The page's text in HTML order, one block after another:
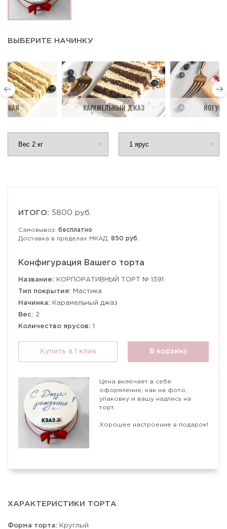
ВЫБЕРИТЕ НАЧИНКУ
КАРАМЕЛЬНЫЙ ДЖАЗ
ИТОГО: 5800 руб.
Самовывоз: бесплатно
Доставка в пределах МКАД: 850 руб.
Конфигурация Вашего торта
Название: КОРПОРАТИВНЫЙ ТОРТ № 1391
Тип покрытия: Мастика
Начинка: Карамельный джаз
Вес: 2
Количество ярусов: 1
Купить в 1 клик В корзину
Цена включает в себя:
оформление, как на фото,
упаковку и вашу надпись на
торт.
Хорошее настроение в подарок!
ХАРАКТЕРИСТИКИ ТОРТА
Форма торта: Круглый